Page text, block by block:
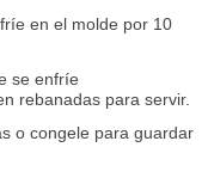
en el molde por 10
se enfríe
rebanadas para servir.
o congele para guardar